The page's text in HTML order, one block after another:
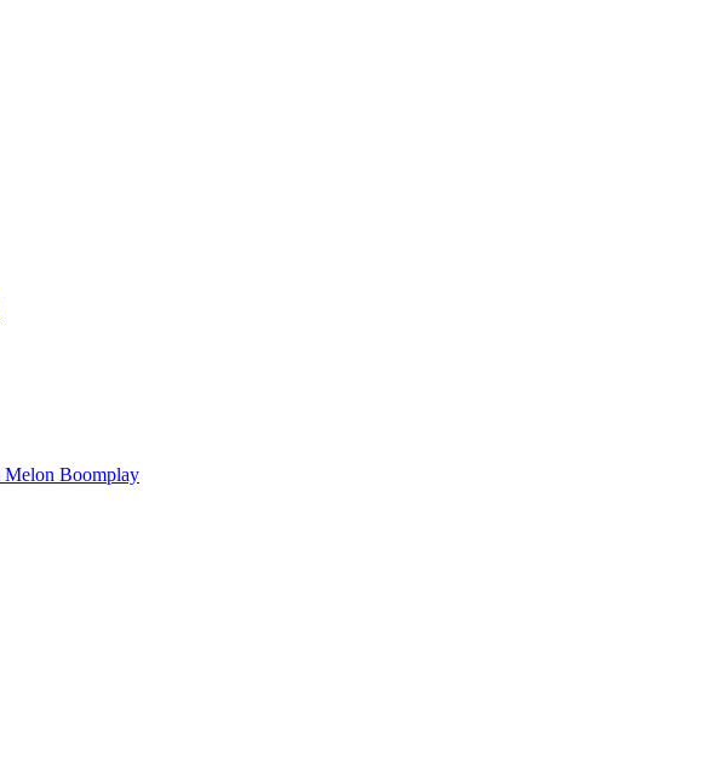
Melon Boomplay